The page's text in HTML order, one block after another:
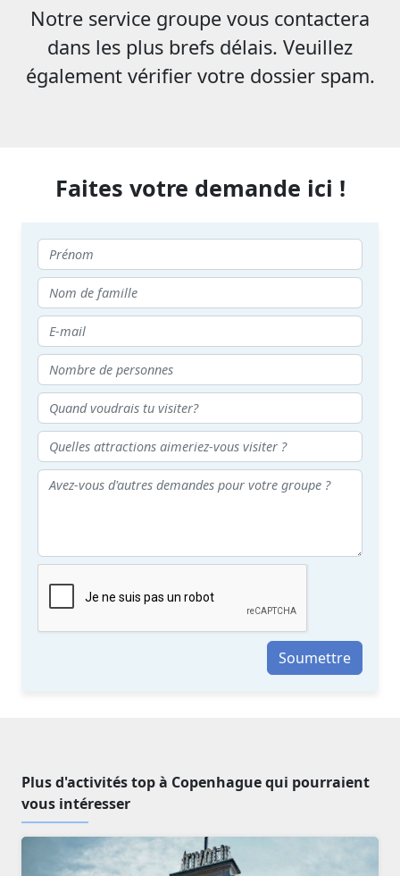
Notre service groupe vous contactera
dans les plus brefs délais. Veuillez
également vérifier votre dossier spam.
Faites votre demande ici !
Soumettre
Plus d'activités top à Copenhague qui pourraient
vous intéresser